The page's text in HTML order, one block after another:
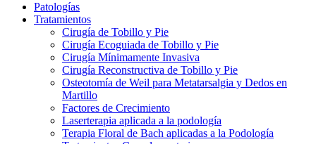
Patologías
Tratamientos
Cirugía de Tobillo y Pie
Cirugía Ecoguiada de Tobillo y Pie
Cirugía Mínimamente Invasiva
Cirugía Reconstructiva de Tobillo y Pie
Osteotomía de Weil para Metatarsalgia y Dedos en
Martillo
Factores de Crecimiento
Laserterapia aplicada a la podología
Terapia Floral de Bach aplicadas a la Podología